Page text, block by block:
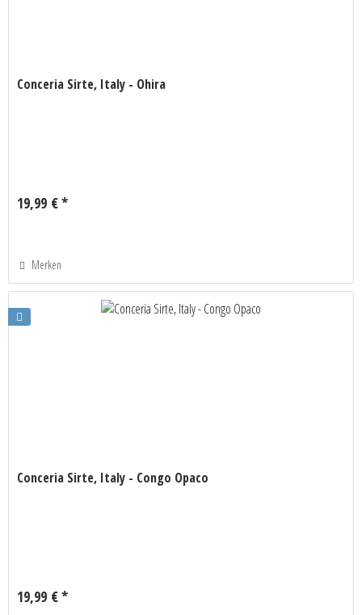
Conceria Sirte, Italy - Ohira
19,99 € *
Merken
Conceria Sirte, Italy - Congo Opaco
19,99 € *